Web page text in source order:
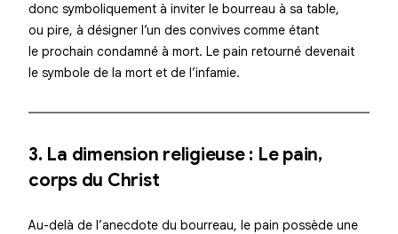
donc symboliquement à inviter le bourreau à sa table,
ou pire, à désigner l’un des convives comme étant
le prochain condamné à mort. Le pain retourné devenait
le symbole de la mort et de l’infamie.
3. La dimension religieuse : Le pain,
corps du Christ
Au-delà de l’anecdote du bourreau, le pain possède une